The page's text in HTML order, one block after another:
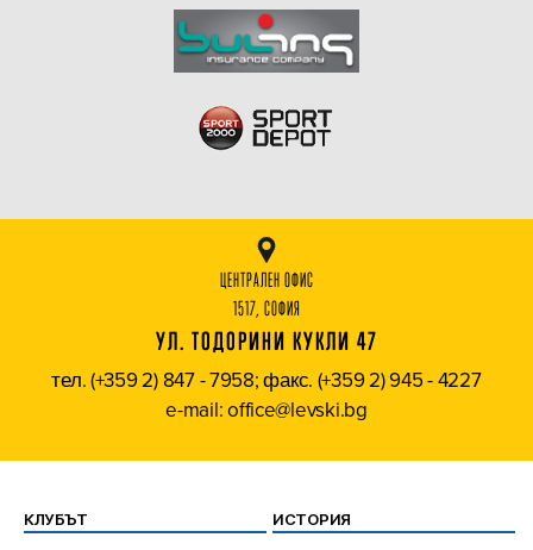
ЦЕНТРАЛЕН ОФИС
1517, СОФИЯ
УЛ. ТОДОРИНИ КУКЛИ 47
тел. (+359 2) 847 - 7958; факс. (+359 2) 945 - 4227
e-mail: office@levski.bg
КЛУБЪТ ИСТОРИЯ